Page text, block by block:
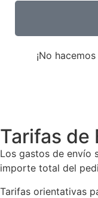
¡No
Tarifas de
Los gastos de envío
importe total del
Tarifas orientativas